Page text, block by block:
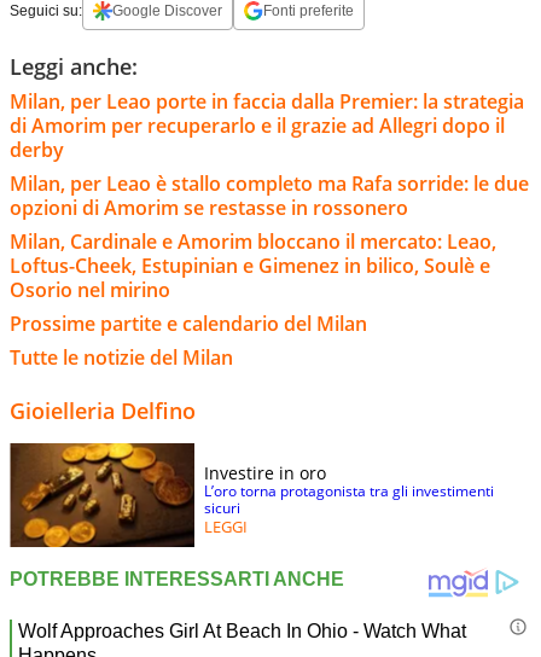
Seguici su: Google Discover Fonti preferite
Leggi anche:
Milan, per Leao porte in faccia dalla Premier: la strategia
di Amorim per recuperarlo e il grazie ad Allegri dopo il
derby
Milan, per Leao è stallo completo ma Rafa sorride: le due
opzioni di Amorim se restasse in rossonero
Milan, Cardinale e Amorim bloccano il mercato: Leao,
Loftus-Cheek, Estupinian e Gimenez in bilico, Soulè e
Osorio nel mirino
Prossime partite e calendario del Milan
Tutte le notizie del Milan
Gioielleria Delfino
Investire in oro
L’oro torna protagonista tra gli investimenti
sicuri
LEGGI